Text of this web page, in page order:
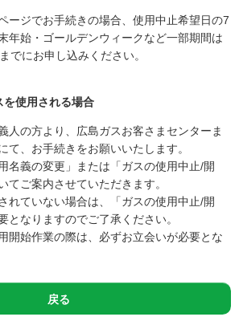
ージでお手続きの場合、使用中止希望日の7
年始・ゴールデンウィークなど一部期間は
でにお申し込みください。
を使用される場合
人の方より、広島ガスお客さまセンターま
て、お手続きをお願いいたします。
名義の変更」または「ガスの使用中止/開
てご案内させていただきます。
れていない場合は、「ガスの使用中止/開
となりますのでご了承ください。
開始作業の際は、必ずお立会いが必要とな
戻る